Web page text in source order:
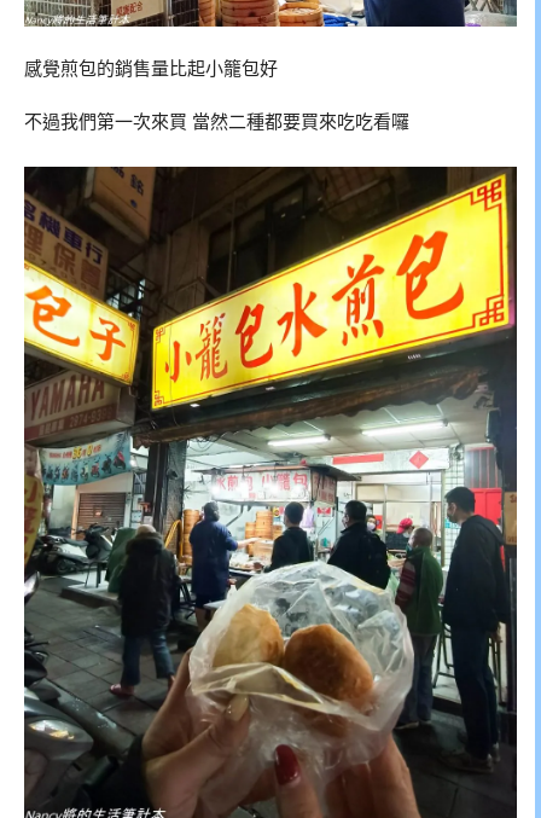
感覺煎包的銷售量比起小籠包好
不過我們第一次來買 當然二種都要買來吃吃看囉